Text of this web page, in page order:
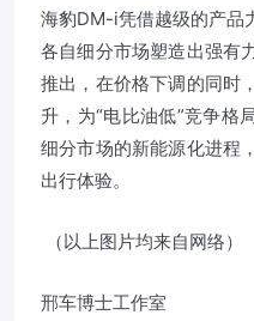
海豹DM-i凭借越级的产品
各自细分市场塑造出强有
推出，在价格下调的同时
升，为“电比油低”竞争格
细分市场的新能源化进程
出行体验。
（以上图片均来自网络）
邢车博士工作室